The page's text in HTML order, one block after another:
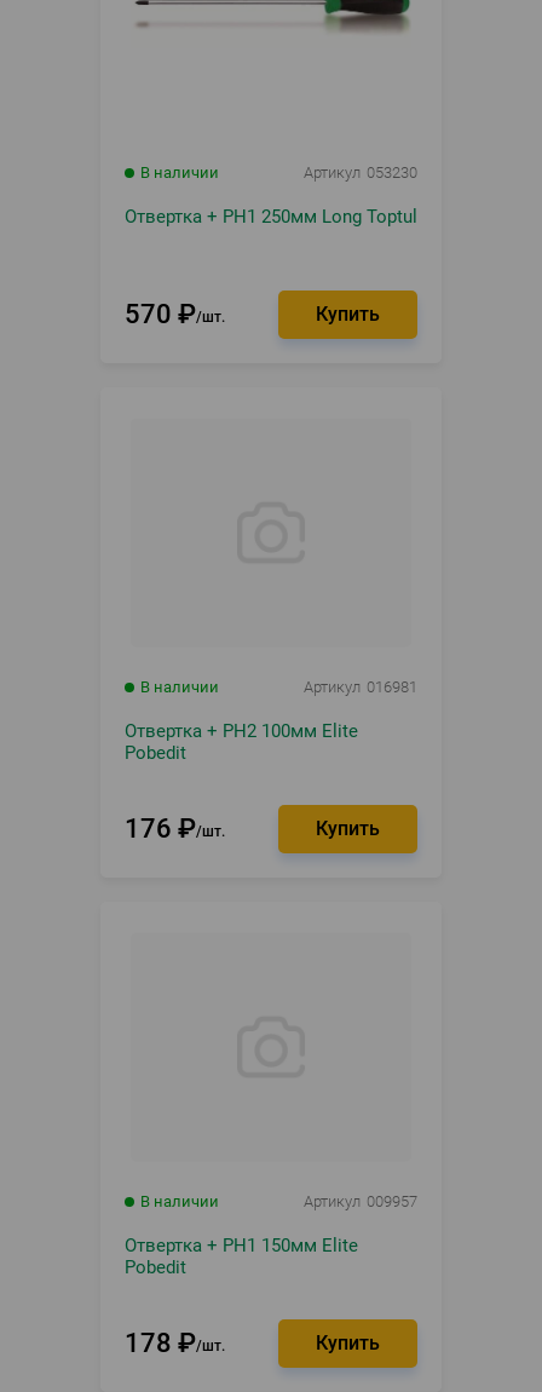
В наличии Артикул 053230
Отвертка + PH1 250мм Long Toptul
570 ₽ шт.
В наличии Артикул 016981
Отвертка + PH2 100мм Elite
Pobedit
176 ₽ шт.
В наличии Артикул 009957
Отвертка + PH1 150мм Elite
Pobedit
178 ₽ шт.